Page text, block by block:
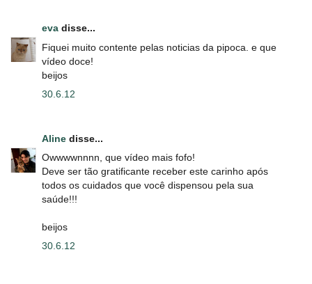
eva disse...
Fiquei muito contente pelas noticias da pipoca. e que
vídeo doce!
beijos
30.6.12
Aline disse...
Owwwwnnnn, que vídeo mais fofo!
Deve ser tão gratificante receber este carinho após
todos os cuidados que você dispensou pela sua
saúde!!!
beijos
30.6.12